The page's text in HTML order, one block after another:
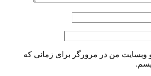
و وبسایت من در مرورگر برای زمانی که